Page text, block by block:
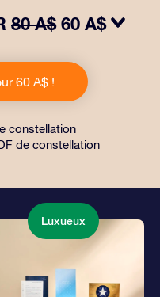
80 A$ 60 A$
enveloppe et des
à l’adresse de votre
numériques et
éternel à vos amis et
60 A$ !
constellation
de constellation
Luxueux